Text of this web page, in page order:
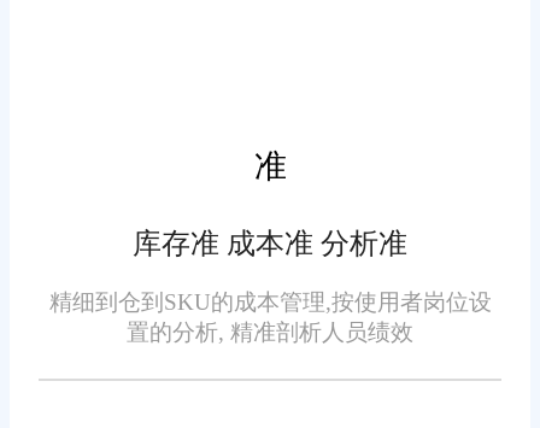
至靠近出库口的便捷货位，低频
有效避免了空间浪费。
5. 在生态协同方面，旺店通
WMS系统已实现与顺丰、中通等
物流服务商的API对接，支持多
语言、多币种、多税率设置，并
集成了海外仓管理模块。这些功
准
库存准 成本准 分析准
精细到仓到SKU的成本管理,按使用者岗位设
置的分析, 精准剖析人员绩效